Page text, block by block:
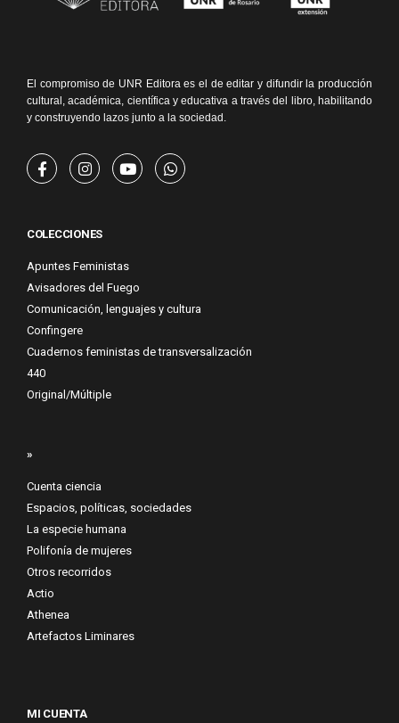
El compromiso de UNR Editora es el de editar y difundir la producción
cultural, académica, científica y educativa a través del libro, habilitando
y construyendo lazos junto a la sociedad.
COLECCIONES
Apuntes Feministas
Avisadores del Fuego
Comunicación, lenguajes y cultura
Confingere
Cuadernos feministas de transversalización
440
Original/Múltiple
»
Cuenta ciencia
Espacios, políticas, sociedades
La especie humana
Polifonía de mujeres
Otros recorridos
Actio
Athenea
Artefactos Liminares
MI CUENTA